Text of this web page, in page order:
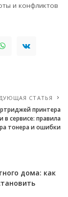
и конфликтов
СТАТЬЯ
принтера
в сервисе: правила
тонера и ошибки
дома: как